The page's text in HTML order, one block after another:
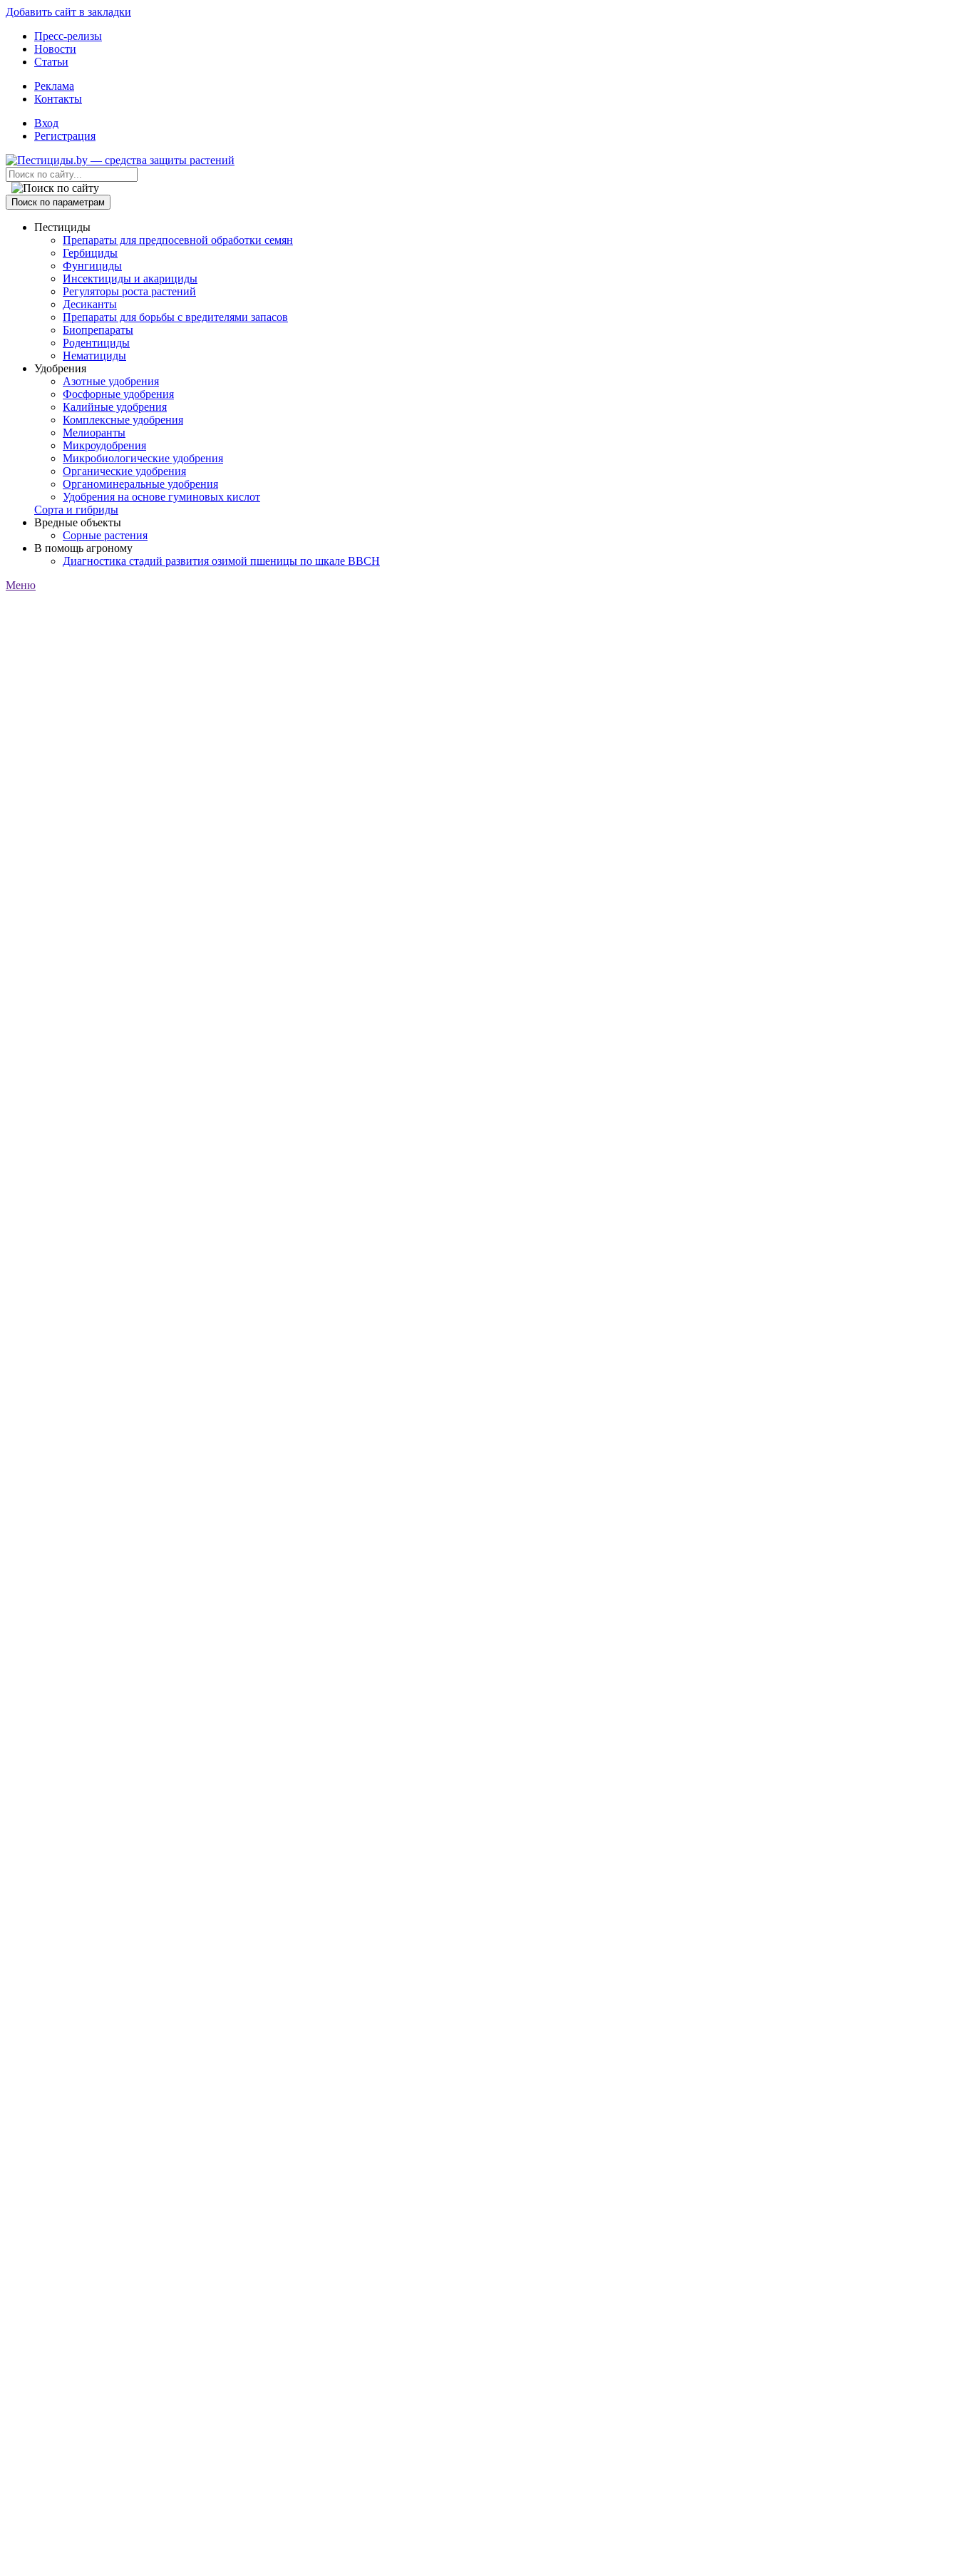
Добавить сайт в закладки
Пресс-релизы
Новости
Статьи
Реклама
Контакты
Вход
Регистрация
Поиск по параметрам
Пестициды
Препараты для предпосевной обработки семян
Гербициды
Фунгициды
Инсектициды и акарициды
Регуляторы роста растений
Десиканты
Препараты для борьбы с вредителями запасов
Биопрепараты
Родентициды
Нематициды
Удобрения
Азотные удобрения
Фосфорные удобрения
Калийные удобрения
Комплексные удобрения
Мелиоранты
Микроудобрения
Микробиологические удобрения
Органические удобрения
Органоминеральные удобрения
Удобрения на основе гуминовых кислот
Сорта и гибриды
Вредные объекты
Сорные растения
В помощь агроному
Диагностика стадий развития озимой пшеницы по шкале ВВСН
Меню